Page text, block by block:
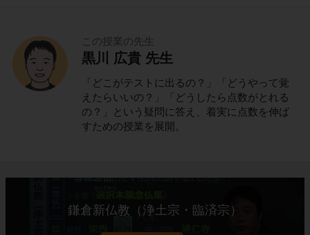
この授業の先生
黒川 広貴 先生
「どこがテストに出るの？」「どうやって覚
えたらいいの？」「どうしたら点数がとれる
の？」という疑問に答え、着実に点数を伸ば
すための授業を展開。
鎌倉新仏教（浄土宗・臨済宗）